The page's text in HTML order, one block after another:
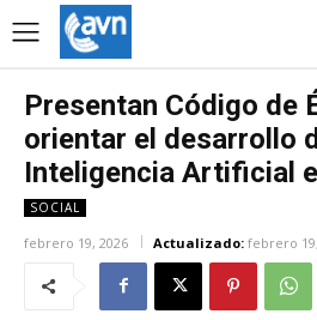
Presentan Código de
orientar el desarrollo
Inteligencia Artificial
SOCIAL
febrero 19, 2026 Actualizado: febrero